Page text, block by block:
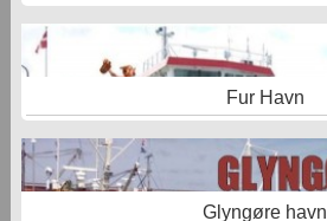
Fur Havn
Glyngøre havn